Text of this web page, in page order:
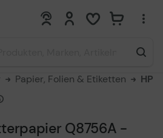
0 0
Papier, Folien & Etiketten HP
Q8756A -